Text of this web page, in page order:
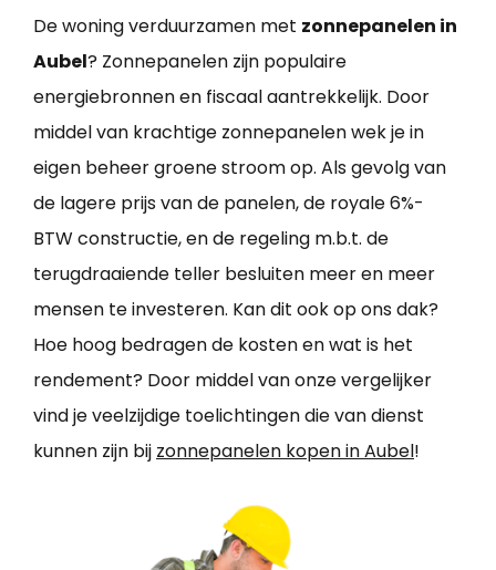
De woning verduurzamen met zonnepanelen in
Aubel? Zonnepanelen zijn populaire
energiebronnen en fiscaal aantrekkelijk. Door
middel van krachtige zonnepanelen wek je in
eigen beheer groene stroom op. Als gevolg van
de lagere prijs van de panelen, de royale 6%-
BTW constructie, en de regeling m.b.t. de
terugdraaiende teller besluiten meer en meer
mensen te investeren. Kan dit ook op ons dak?
Hoe hoog bedragen de kosten en wat is het
rendement? Door middel van onze vergelijker
vind je veelzijdige toelichtingen die van dienst
kunnen zijn bij zonnepanelen kopen in Aubel!